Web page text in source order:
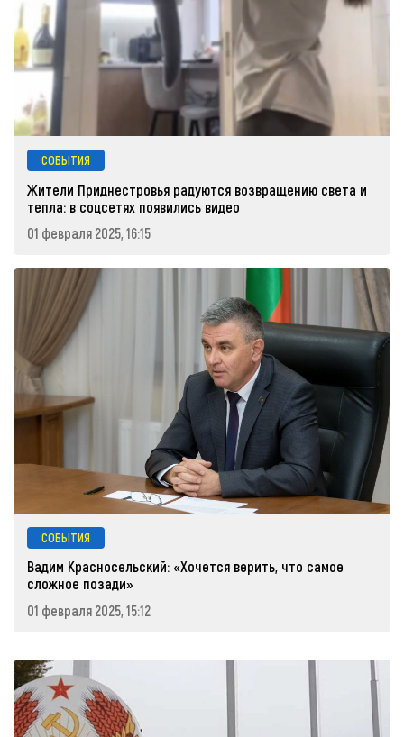
СОБЫТИЯ
Жители Приднестровья радуются возвращению света и
тепла: в соцсетях появились видео
01 февраля 2025, 16:15
СОБЫТИЯ
Вадим Красносельский: «Хочется верить, что самое
сложное позади»
01 февраля 2025, 15:12